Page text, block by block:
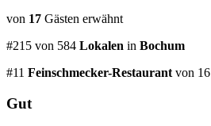
von 17 Gästen erwähnt
#215 von 584 Lokalen in Bochum
#11 Feinschmecker-Restaurant von 16
Gut